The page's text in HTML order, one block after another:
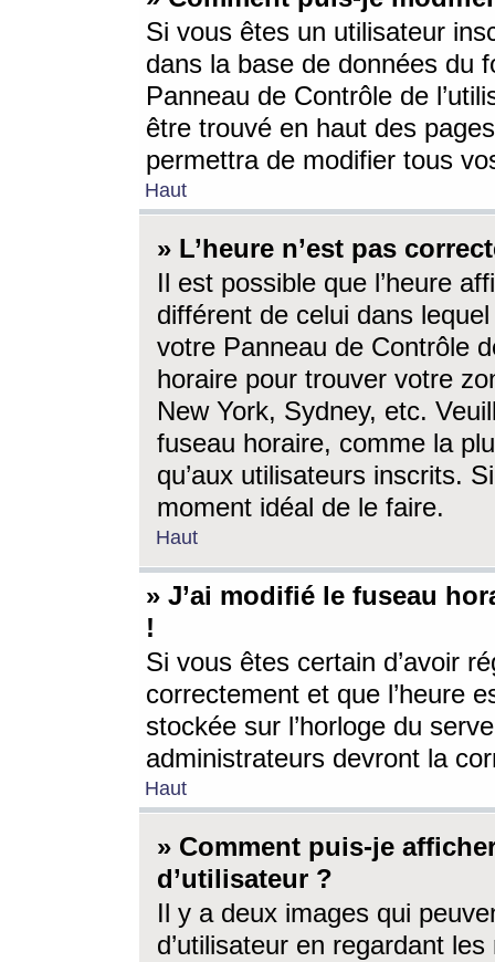
Si vous êtes un utilisateur
dans la base de données du
Panneau de Contrôle de
être trouvé en haut des
permettra de modifier tous
Haut
» L’heure n’est pas
Il est possible que l’heure
différent de celui dans
votre Panneau de Contrôle
horaire pour trouver votre
New York, Sydney, etc.
fuseau horaire, comme la
qu’aux utilisateurs inscrits.
moment idéal de le faire.
Haut
» J’ai modifié le fuseau
!
Si vous êtes certain d’avoir
correctement et que l’heure
stockée sur l’horloge du
administrateurs devront la
Haut
» Comment puis-je
d’utilisateur ?
Il y a deux images qui
d’utilisateur en regardant